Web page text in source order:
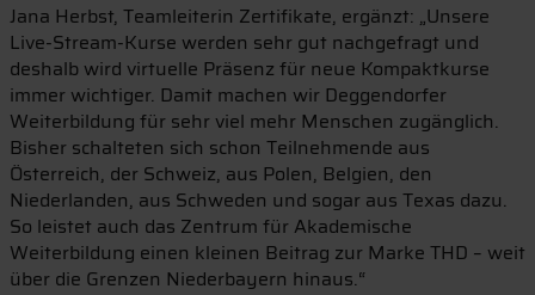
Jana Herbst, Teamleiterin Zertifikate, ergänzt: „Unsere
Live-Stream-Kurse werden sehr gut nachgefragt und
deshalb wird virtuelle Präsenz für neue Kompaktkurse
immer wichtiger. Damit machen wir Deggendorfer
Weiterbildung für sehr viel mehr Menschen zugänglich.
Bisher schalteten sich schon Teilnehmende aus
Österreich, der Schweiz, aus Polen, Belgien, den
Niederlanden, aus Schweden und sogar aus Texas dazu.
So leistet auch das Zentrum für Akademische
Weiterbildung einen kleinen Beitrag zur Marke THD – weit
über die Grenzen Niederbayern hinaus.“